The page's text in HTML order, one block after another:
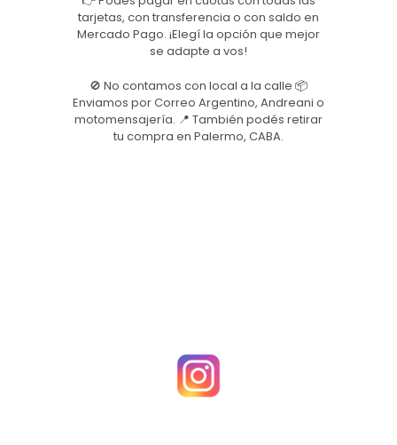
tarjetas, con transferencia o con saldo en
Mercado Pago. ¡Elegí la opción que mejor
se adapte a vos!
🚫 No contamos con local a la calle 📦
Enviamos por Correo Argentino, Andreani o
motomensajería. 📍 También podés retirar
tu compra en Palermo, CABA.